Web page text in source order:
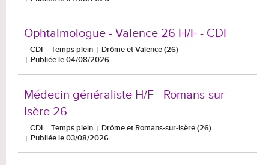
Ophtalmologue - Valence 26 H/F - CDI
CDI Temps plein
Drôme et Valence (26)
Publiée le 04/08/2026
Médecin généraliste H/F - Romans-sur-
Isère 26
CDI Temps plein
Drôme et Romans-sur-Isère (26)
Publiée le 03/08/2026